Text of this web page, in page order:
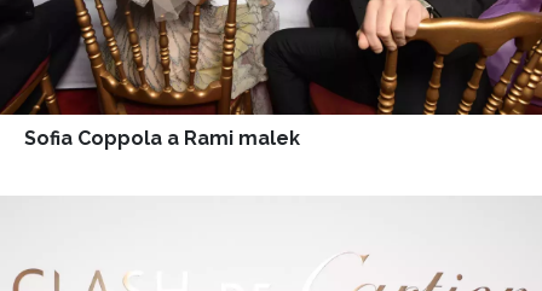
Sofia Coppola a Rami malek